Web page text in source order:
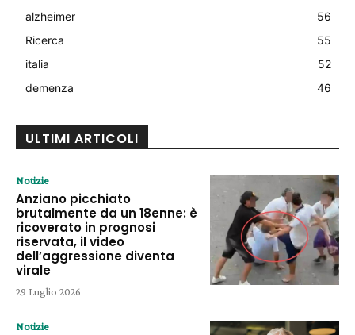
alzheimer
56
Ricerca
55
italia
52
demenza
46
ULTIMI ARTICOLI
Notizie
Anziano picchiato
brutalmente da un 18enne: è
ricoverato in prognosi
riservata, il video
dell’aggressione diventa
virale
29 Luglio 2026
Notizie